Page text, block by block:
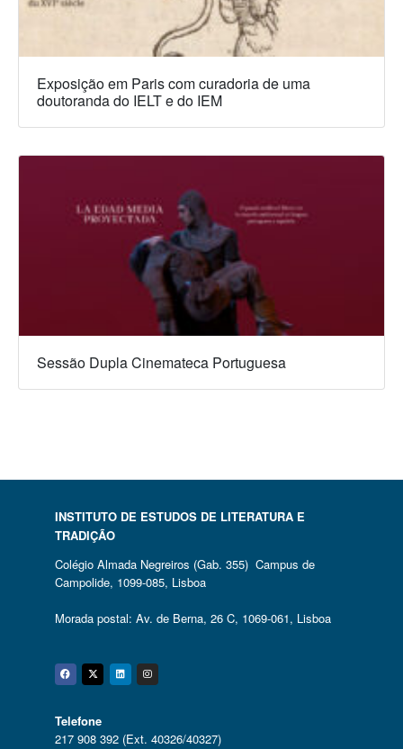
Exposição em Paris com curadoria de uma
doutoranda do IELT e do IEM
Sessão Dupla Cinemateca Portuguesa
INSTITUTO DE ESTUDOS DE LITERATURA E
TRADIÇÃO
Colégio Almada Negreiros (Gab. 355) Campus de
Campolide, 1099-085, Lisboa
Morada postal: Av. de Berna, 26 C, 1069-061, Lisboa
Facebook
Twitter
Linkedin
Instagram
Telefone
217 908 392 (Ext. 40326/40327)